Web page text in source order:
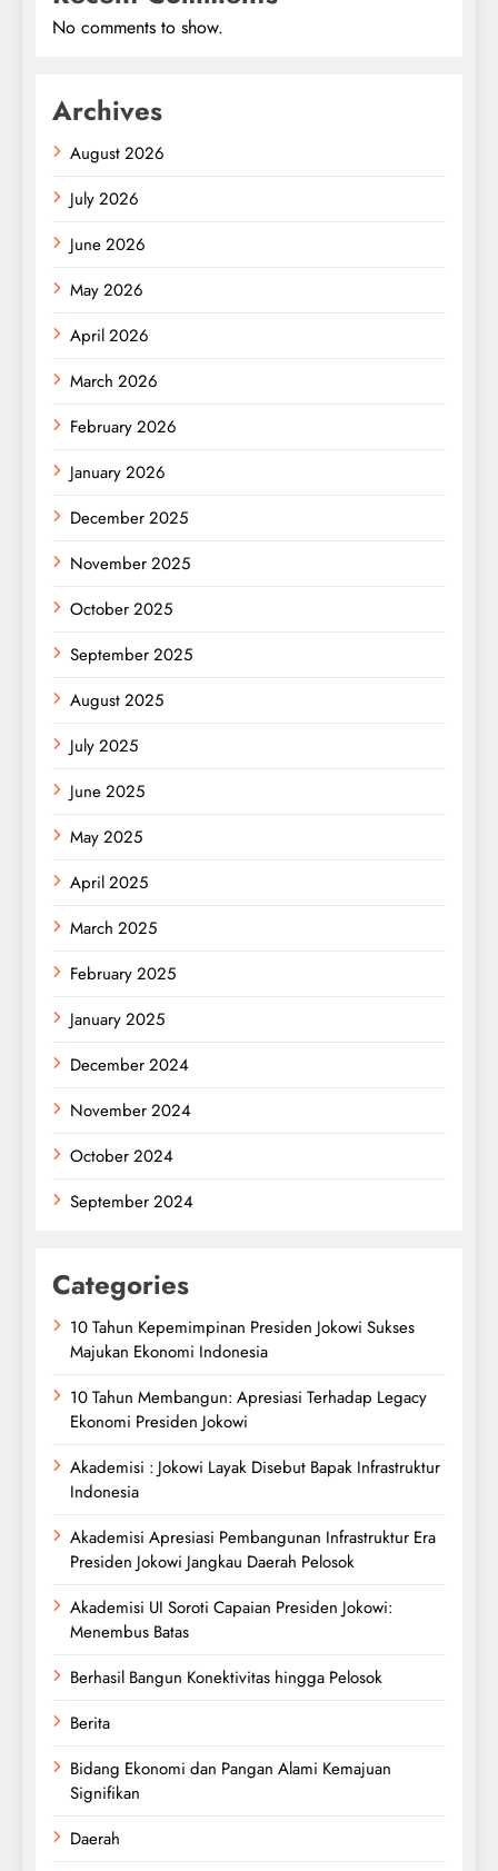
No comments to show.
Archives
August 2026
July 2026
June 2026
May 2026
April 2026
March 2026
February 2026
January 2026
December 2025
November 2025
October 2025
September 2025
August 2025
July 2025
June 2025
May 2025
April 2025
March 2025
February 2025
January 2025
December 2024
November 2024
October 2024
September 2024
Categories
10 Tahun Kepemimpinan Presiden Jokowi Sukses
Majukan Ekonomi Indonesia
10 Tahun Membangun: Apresiasi Terhadap Legacy
Ekonomi Presiden Jokowi
Akademisi : Jokowi Layak Disebut Bapak Infrastruktur
Indonesia
Akademisi Apresiasi Pembangunan Infrastruktur Era
Presiden Jokowi Jangkau Daerah Pelosok
Akademisi UI Soroti Capaian Presiden Jokowi:
Menembus Batas
Berhasil Bangun Konektivitas hingga Pelosok
Berita
Bidang Ekonomi dan Pangan Alami Kemajuan
Signifikan
Daerah